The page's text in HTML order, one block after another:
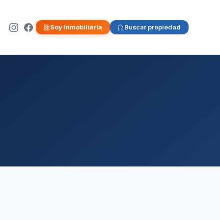
Soy Inmobiliaria Buscar propiedad